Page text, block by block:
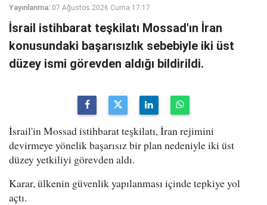
Yayınlanma: 07 Ağustos 2026 Cuma 17:17
İsrail istihbarat teşkilatı Mossad'ın İran
konusundaki başarısızlık sebebiyle iki üst
düzey ismi görevden aldığı bildirildi.
İsrail'in Mossad istihbarat teşkilatı, İran rejimini
devirmeye yönelik başarısız bir plan nedeniyle iki üst
düzey yetkiliyi görevden aldı.
Karar, ülkenin güvenlik yapılanması içinde tepkiye yol
açtı.